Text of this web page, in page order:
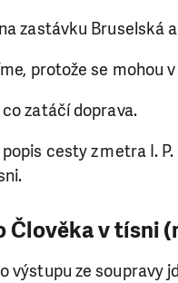
zastávku Bruselská
protože se mohou
zatáčí doprava.
cesty z metra I.
v tísni
výstupu ze soupravy